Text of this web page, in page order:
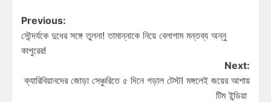
Previous:
সৌন্দর্যকে দুধের সঙ্গে তুলনা! তামান্নাকে নিয়ে বেলাগাম মন্তব্য অন্নু
কাপুরের!
Next:
ক্যারিবিয়ানদের জোড়া সেঞ্চুরিতে ৫ দিনে গড়াল টেস্ট! মঙ্গলেই জয়ের আশায়
টিম ইন্ডিয়া